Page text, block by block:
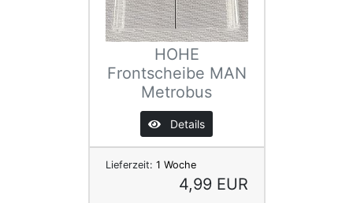
HOHE
Frontscheibe MAN
Metrobus
Details
Lieferzeit: 1 Woche
4,99 EUR